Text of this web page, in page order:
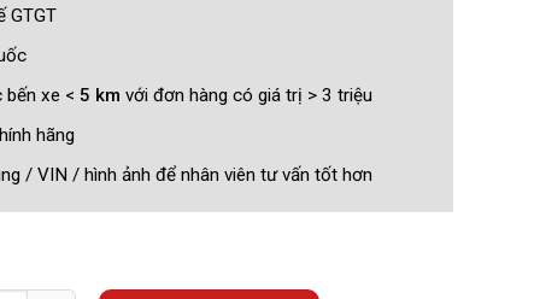
GTGT
bến xe < 5 km với đơn hàng có giá trị > 3 triệu
hãng
/ VIN / hình ảnh để nhân viên tư vấn tốt hơn